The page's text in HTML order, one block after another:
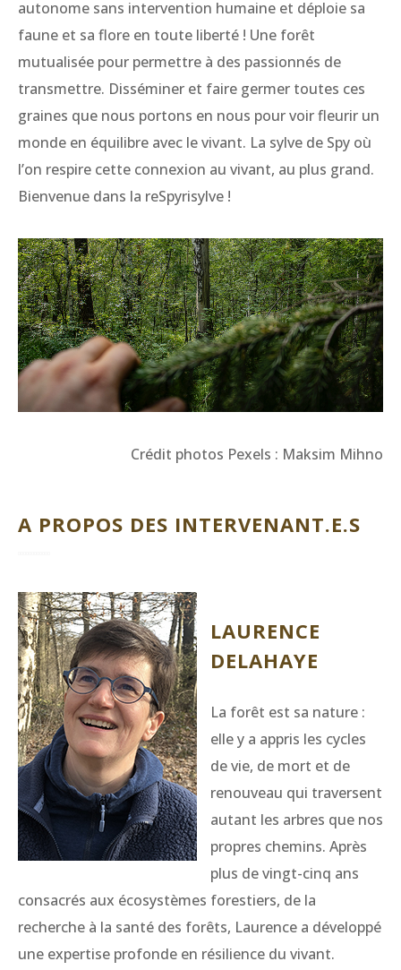
autonome sans intervention humaine et déploie sa
faune et sa flore en toute liberté ! Une forêt
mutualisée pour permettre à des passionnés de
transmettre. Disséminer et faire germer toutes ces
graines que nous portons en nous pour voir fleurir un
monde en équilibre avec le vivant. La sylve de Spy où
l’on respire cette connexion au vivant, au plus grand.
Bienvenue dans la reSpyrisylve !
Crédit photos Pexels : Maksim Mihno
A PROPOS DES INTERVENANT.E.S
LAURENCE
DELAHAYE
La forêt est sa nature :
elle y a appris les cycles
de vie, de mort et de
renouveau qui traversent
autant les arbres que nos
propres chemins. Après
plus de vingt-cinq ans
consacrés aux écosystèmes forestiers, de la
recherche à la santé des forêts, Laurence a développé
une expertise profonde en résilience du vivant.